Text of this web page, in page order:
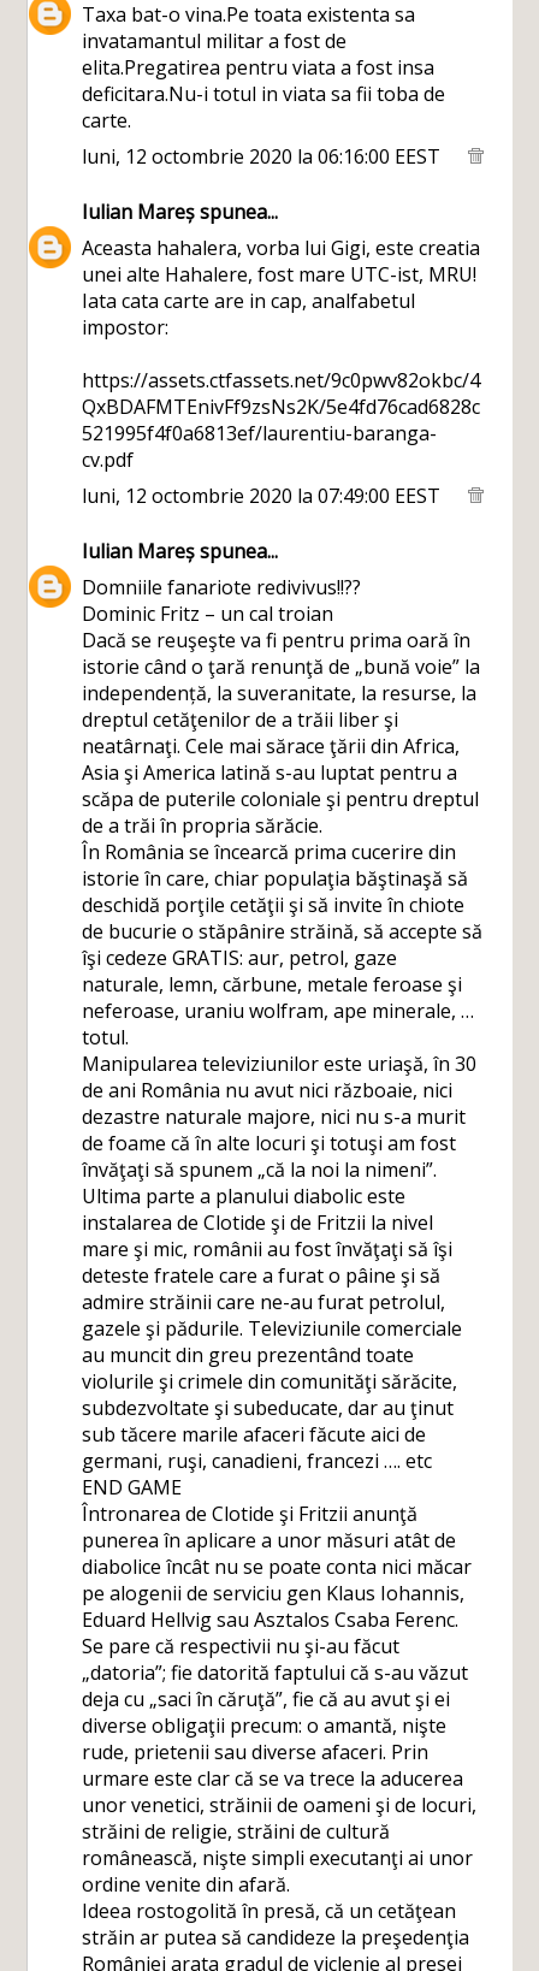
Taxa bat-o vina.Pe toata existenta sa
invatamantul militar a fost de
elita.Pregatirea pentru viata a fost insa
deficitara.Nu-i totul in viata sa fii toba de
carte.
luni, 12 octombrie 2020 la 06:16:00 EEST
Iulian Mareșspunea...
Aceasta hahalera, vorba lui Gigi, este creatia
unei alte Hahalere, fost mare UTC-ist, MRU!
Iata cata carte are in cap, analfabetul
impostor:
https://assets.ctfassets.net/9c0pwv82okbc/4
QxBDAFMTEnivFf9zsNs2K/5e4fd76cad6828c
521995f4f0a6813ef/laurentiu-baranga-
cv.pdf
luni, 12 octombrie 2020 la 07:49:00 EEST
Iulian Mareșspunea...
Domniile fanariote redivivus!!??
Dominic Fritz – un cal troian
Dacă se reuşeşte va fi pentru prima oară în
istorie când o ţară renunţă de „bună voie” la
independență, la suveranitate, la resurse, la
dreptul cetăţenilor de a trăii liber şi
neatârnaţi. Cele mai sărace ţării din Africa,
Asia şi America latină s-au luptat pentru a
scăpa de puterile coloniale şi pentru dreptul
de a trăi în propria sărăcie.
În România se încearcă prima cucerire din
istorie în care, chiar populaţia băştinaşă să
deschidă porţile cetăţii şi să invite în chiote
de bucurie o stăpânire străină, să accepte să
îşi cedeze GRATIS: aur, petrol, gaze
naturale, lemn, cărbune, metale feroase şi
neferoase, uraniu wolfram, ape minerale, …
totul.
Manipularea televiziunilor este uriaşă, în 30
de ani România nu avut nici războaie, nici
dezastre naturale majore, nici nu s-a murit
de foame că în alte locuri şi totuşi am fost
învăţaţi să spunem „că la noi la nimeni”.
Ultima parte a planului diabolic este
instalarea de Clotide şi de Fritzii la nivel
mare şi mic, românii au fost învăţaţi să îşi
deteste fratele care a furat o pâine şi să
admire străinii care ne-au furat petrolul,
gazele şi pădurile. Televiziunile comerciale
au muncit din greu prezentând toate
violurile şi crimele din comunităţi sărăcite,
subdezvoltate şi subeducate, dar au ţinut
sub tăcere marile afaceri făcute aici de
germani, ruşi, canadieni, francezi …. etc
END GAME
Întronarea de Clotide şi Fritzii anunţă
punerea în aplicare a unor măsuri atât de
diabolice încât nu se poate conta nici măcar
pe alogenii de serviciu gen Klaus Iohannis,
Eduard Hellvig sau Asztalos Csaba Ferenc.
Se pare că respectivii nu şi-au făcut
„datoria”; fie datorită faptului că s-au văzut
deja cu „saci în căruţă”, fie că au avut şi ei
diverse obligaţii precum: o amantă, nişte
rude, prietenii sau diverse afaceri. Prin
urmare este clar că se va trece la aducerea
unor venetici, străinii de oameni şi de locuri,
străini de religie, străini de cultură
românească, nişte simpli executanţi ai unor
ordine venite din afară.
Ideea rostogolită în presă, că un cetăţean
străin ar putea să candideze la preşedenţia
României arata gradul de viclenie al presei